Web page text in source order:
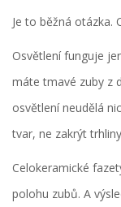
Je to běžná otázka.
Osvětlení funguje
máte tmavé zuby z
osvětlení neudělá
tvar, ne zakrýt
Celokeramické
polohu zubů. A